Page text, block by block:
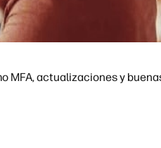
MFA, actualizaciones y